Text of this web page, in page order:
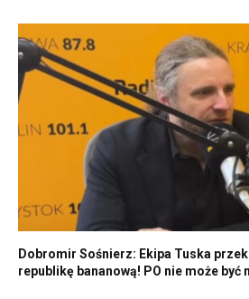
Dobromir Sośnierz: Ekipa Tuska
republikę bananową! PO nie może być